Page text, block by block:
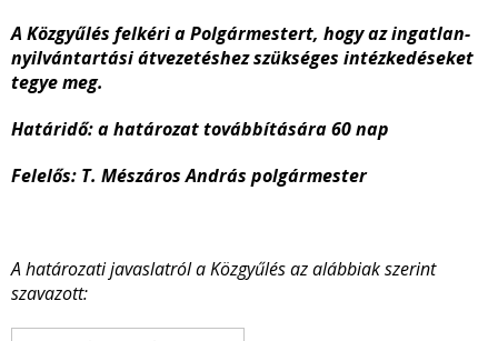
A Közgyűlés felkéri a Polgármestert, hogy az ingatlan-
nyilvántartási átvezetéshez szükséges intézkedéseket
tegye meg.
Határidő: a határozat továbbítására 60 nap
Felelős: T. Mészáros András polgármester
A határozati javaslatról a Közgyűlés az alábbiak szerint
szavazott: